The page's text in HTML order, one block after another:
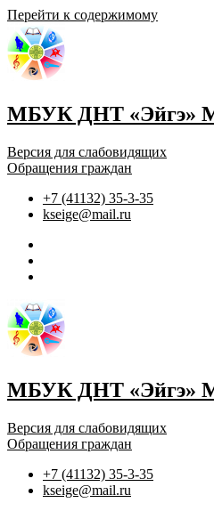
Перейти к содержимому
МБУК ДНТ «Эйгэ»
Версия для слабовидящих
Обращения граждан
+7 (41132) 35-3-35
kseige@mail.ru
МБУК ДНТ «Эйгэ»
Версия для слабовидящих
Обращения граждан
+7 (41132) 35-3-35
kseige@mail.ru